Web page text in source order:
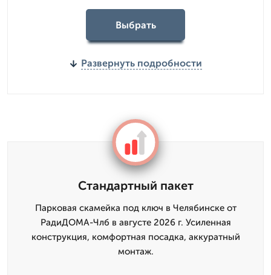
Выбрать
Развернуть подробности
Стандартный пакет
Парковая скамейка под ключ в Челябинске от
РадиДОМА-Члб в августе 2026 г. Усиленная
конструкция, комфортная посадка, аккуратный
монтаж.